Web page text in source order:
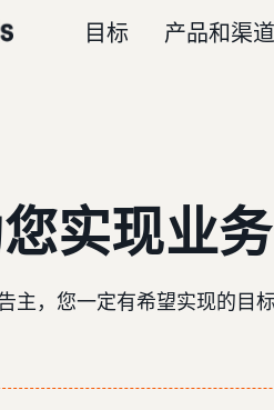
目标 产品和渠道
实现业
主，您一定有希望实现的目